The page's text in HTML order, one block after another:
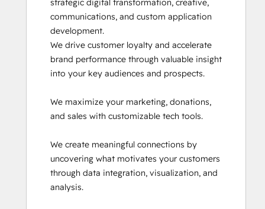
Inbound Marketing
Inbound Marketing Optimization
Integrating With HubSpot I: Foundations
Marketing Hub Demo
Objectives-Based Onboarding
Platform Consulting
Sales Hub Demo
Salesforce Integration Certification
Service Hub Software
Solutions Architecture Foundations
strategic digital transformation, creative,
communications, and custom application
development.
We drive customer loyalty and accelerate
brand performance through valuable insight
into your key audiences and prospects.
We maximize your marketing, donations,
and sales with customizable tech tools.
We create meaningful connections by
uncovering what motivates your customers
through data integration, visualization, and
analysis.